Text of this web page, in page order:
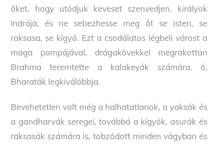
őket, hogy utódjuk keveset szenvedjen, királyok
Indrája, és ne sebezhesse meg őt se isten, se
raksasa, se kígyó. Ezt a csodálatos légbeli várost a
maga pompájával, drágakövekkel megrakottan
Brahma teremtette a kalakeyák számára, ó,
Bharaták legkiválóbbja.
Bevehetetlen volt még a halhatatlanok, a yaksák és
a gandharvák seregei, továbbá a kígyók, asurák és
raksasák számára is, tobzódott minden vágyban és